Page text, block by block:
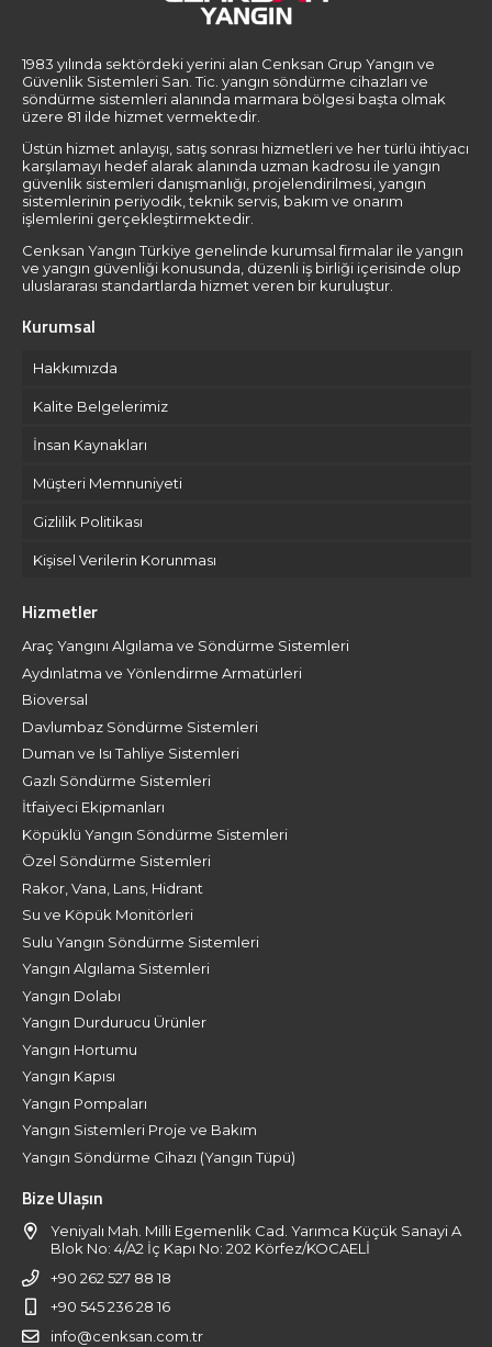
1983 yılında sektördeki yerini alan Cenksan Grup Yangın ve
Güvenlik Sistemleri San. Tic. yangın söndürme cihazları ve
söndürme sistemleri alanında marmara bölgesi başta olmak
üzere 81 ilde hizmet vermektedir.
Üstün hizmet anlayışı, satış sonrası hizmetleri ve her türlü ihtiyacı
karşılamayı hedef alarak alanında uzman kadrosu ile yangın
güvenlik sistemleri danışmanlığı, projelendirilmesi, yangın
sistemlerinin periyodik, teknik servis, bakım ve onarım
işlemlerini gerçekleştirmektedir.
Cenksan Yangın Türkiye genelinde kurumsal firmalar ile yangın
ve yangın güvenliği konusunda, düzenli iş birliği içerisinde olup
uluslararası standartlarda hizmet veren bir kuruluştur.
Kurumsal
Hakkımızda
Kalite Belgelerimiz
İnsan Kaynakları
Müşteri Memnuniyeti
Gizlilik Politikası
Kişisel Verilerin Korunması
Hizmetler
Araç Yangını Algılama ve Söndürme Sistemleri
Aydınlatma ve Yönlendirme Armatürleri
Bioversal
Davlumbaz Söndürme Sistemleri
Duman ve Isı Tahliye Sistemleri
Gazlı Söndürme Sistemleri
İtfaiyeci Ekipmanları
Köpüklü Yangın Söndürme Sistemleri
Özel Söndürme Sistemleri
Rakor, Vana, Lans, Hidrant
Su ve Köpük Monitörleri
Sulu Yangın Söndürme Sistemleri
Yangın Algılama Sistemleri
Yangın Dolabı
Yangın Durdurucu Ürünler
Yangın Hortumu
Yangın Kapısı
Yangın Pompaları
Yangın Sistemleri Proje ve Bakım
Yangın Söndürme Cihazı (Yangın Tüpü)
Bize Ulaşın
Yeniyalı Mah. Milli Egemenlik Cad. Yarımca Küçük Sanayi A
Blok No: 4/A2 İç Kapı No: 202 Körfez/KOCAELİ
+90 262 527 88 18
+90 545 236 28 16
info@cenksan.com.tr